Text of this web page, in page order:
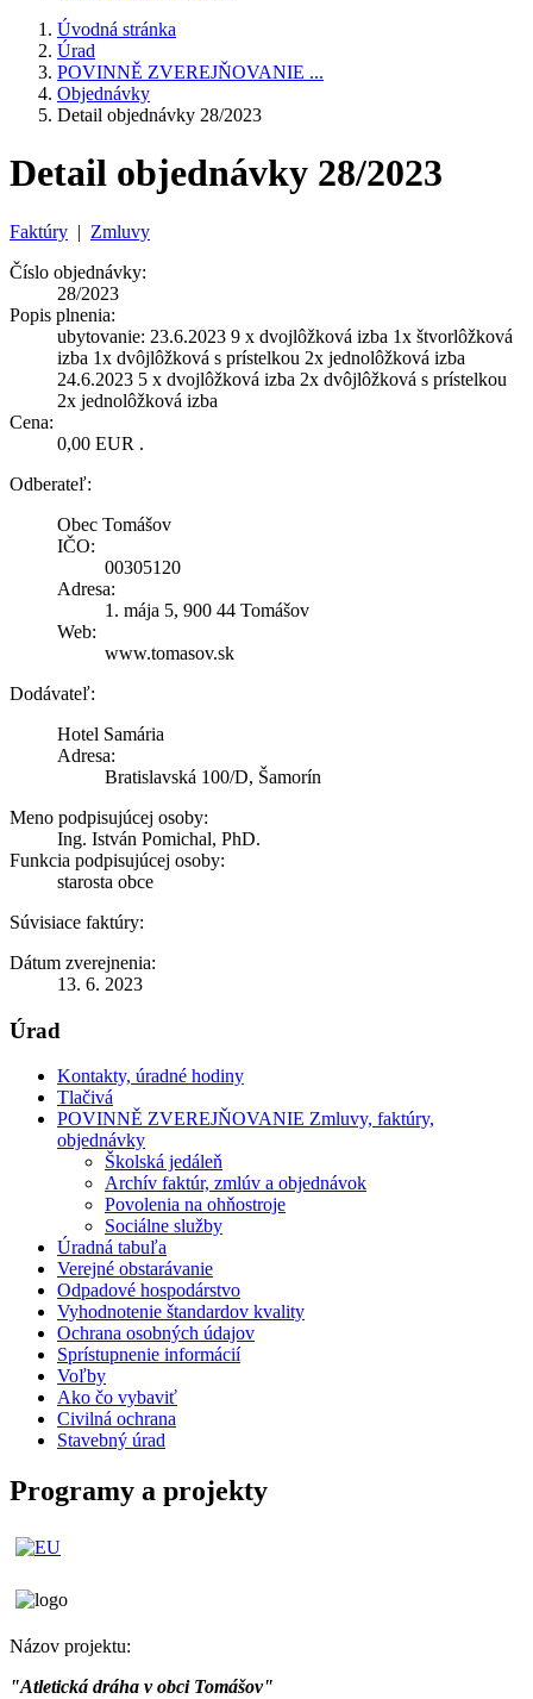
Úvodná stránka
Úrad
POVINNĚ ZVEREJŇOVANIE ...
Objednávky
Detail objednávky 28/2023
Detail objednávky 28/2023
Faktúry | Zmluvy
Číslo objednávky:
28/2023
Popis plnenia:
ubytovanie: 23.6.2023 9 x dvojlôžková izba 1x štvorlôžková
izba 1x dvôjlôžková s prístelkou 2x jednolôžková izba
24.6.2023 5 x dvojlôžková izba 2x dvôjlôžková s prístelkou
2x jednolôžková izba
Cena:
0,00 EUR .
Odberateľ:
Obec Tomášov
IČO:
00305120
Adresa:
1. mája 5, 900 44 Tomášov
Web:
www.tomasov.sk
Dodávateľ:
Hotel Samária
Adresa:
Bratislavská 100/D, Šamorín
Meno podpisujúcej osoby:
Ing. István Pomichal, PhD.
Funkcia podpisujúcej osoby:
starosta obce
Súvisiace faktúry:
Dátum zverejnenia:
13. 6. 2023
Úrad
Kontakty, úradné hodiny
Tlačivá
POVINNĚ ZVEREJŇOVANIE Zmluvy, faktúry,
objednávky
Školská jedáleň
Archív faktúr, zmlúv a objednávok
Povolenia na ohňostroje
Sociálne služby
Úradná tabuľa
Verejné obstarávanie
Odpadové hospodárstvo
Vyhodnotenie štandardov kvality
Ochrana osobných údajov
Sprístupnenie informácií
Voľby
Ako čo vybaviť
Civilná ochrana
Stavebný úrad
Programy a projekty
Názov projektu:
"Atletická dráha v obci Tomášov"